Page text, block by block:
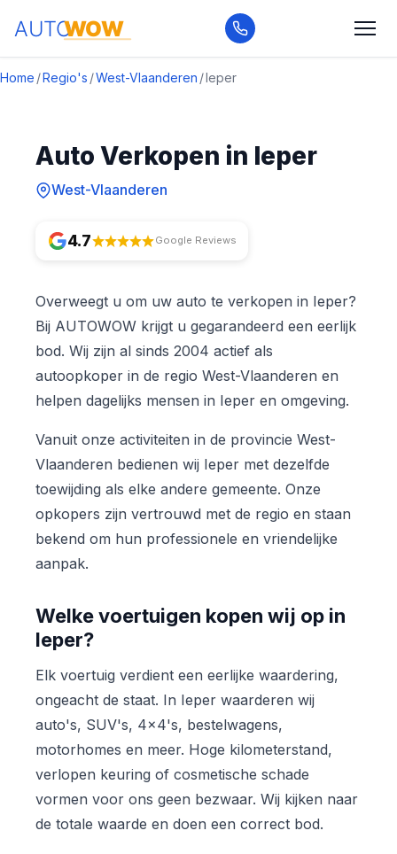
Home /Regio's /West-Vlaanderen /Ieper
Auto Verkopen in Ieper
West-Vlaanderen
4.7 Google Reviews
Overweegt u om uw auto te verkopen in Ieper?
Bij AUTOWOW krijgt u gegarandeerd een eerlijk
bod. Wij zijn al sinds 2004 actief als
autoopkoper in de regio West-Vlaanderen en
helpen dagelijks mensen in Ieper en omgeving.
Vanuit onze activiteiten in de provincie West-
Vlaanderen bedienen wij Ieper met dezelfde
toewijding als elke andere gemeente. Onze
opkopers zijn vertrouwd met de regio en staan
bekend om hun professionele en vriendelijke
aanpak.
Welke voertuigen kopen wij op in
Ieper?
Elk voertuig verdient een eerlijke waardering,
ongeacht de staat. In Ieper waarderen wij
auto's, SUV's, 4x4's, bestelwagens,
motorhomes en meer. Hoge kilometerstand,
verlopen keuring of cosmetische schade
vormen voor ons geen bezwaar. Wij kijken naar
de totale waarde en doen een correct bod.